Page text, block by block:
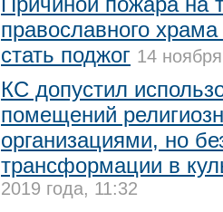
православного
стать поджог 14
КС допустил
помещений
организациями, но
трансформации в
2019 года, 11:32